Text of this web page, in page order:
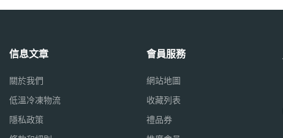
信息文章
關於我們
低溫冷凍物流
隱私政策
會員服務
網站地圖
收藏列表
禮品券